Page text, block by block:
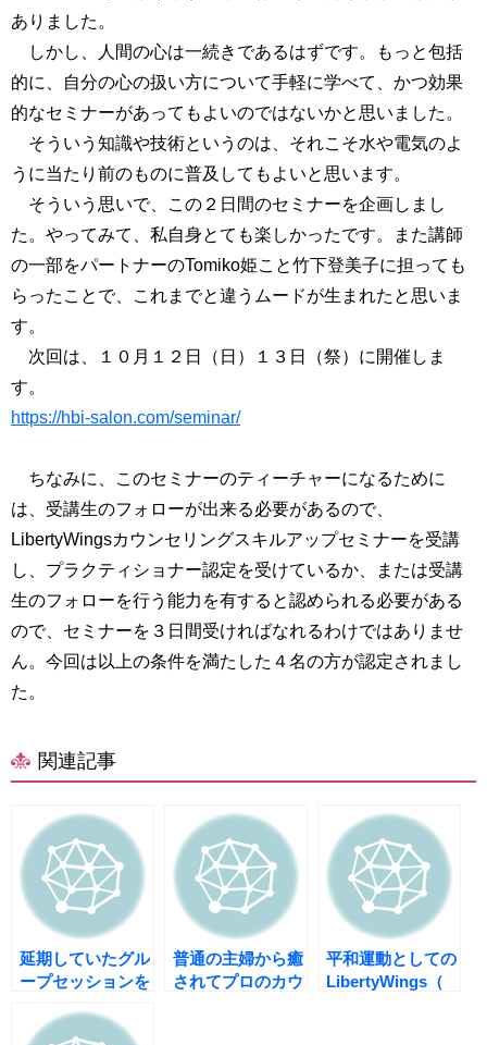
ありました。
しかし、人間の心は一続きであるはずです。もっと包括
的に、自分の心の扱い方について手軽に学べて、かつ効果
的なセミナーがあってもよいのではないかと思いました。
そういう知識や技術というのは、それこそ水や電気のよ
うに当たり前のものに普及してもよいと思います。
そういう思いで、この２日間のセミナーを企画しまし
た。やってみて、私自身とても楽しかったです。また講師
の一部をパートナーのTomiko姫こと竹下登美子に担っても
らったことで、これまでと違うムードが生まれたと思いま
す。
次回は、１０月１２日（日）１３日（祭）に開催しま
す。
https://hbi-salon.com/seminar/
ちなみに、このセミナーのティーチャーになるために
は、受講生のフォローが出来る必要があるので、
LibertyWingsカウンセリングスキルアップセミナーを受講
し、プラクティショナー認定を受けているか、または受講
生のフォローを行う能力を有すると認められる必要がある
ので、セミナーを３日間受ければなれるわけではありませ
ん。今回は以上の条件を満たした４名の方が認定されまし
た。
関連記事
延期していたグル
ープセッションを
普通の主婦から癒
されてプロのカウ
平和運動としての
LibertyWings（